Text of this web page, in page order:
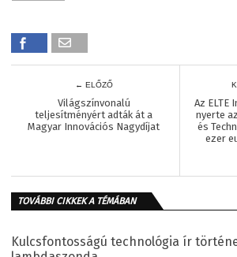
← ELŐZŐ
Világszínvonalú
teljesítményért adták át a
Magyar Innovációs Nagydíjat
Az ELTE
nyerte
és
ezer
TOVÁBBI CIKKEK A TÉMÁBAN
Kulcsfontosságú technológia ír